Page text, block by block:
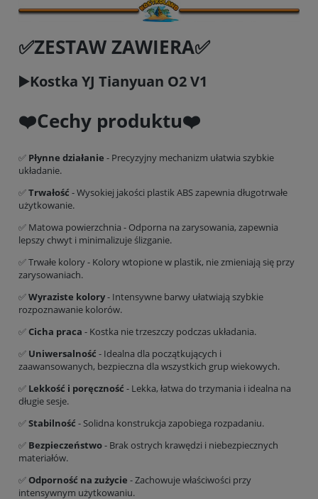
✅ZESTAW ZAWIERA✅
▶️Kostka YJ Tianyuan O2 V1
❤️Cechy produktu❤️
✅ Płynne działanie - Precyzyjny mechanizm ułatwia szybkie
układanie.
✅Trwałość - Wysokiej jakości plastik ABS zapewnia długotrwałe
użytkowanie.
✅ Matowa powierzchnia - Odporna na zarysowania, zapewnia
lepszy chwyt i minimalizuje ślizganie.
✅ Trwałe kolory - Kolory wtopione w plastik, nie zmieniają się przy
zarysowaniach.
✅Wyraziste kolory- Intensywne barwy ułatwiają szybkie
rozpoznawanie kolorów.
✅Cicha praca - Kostka nie trzeszczy podczas układania.
✅ Uniwersalność - Idealna dla początkujących i
zaawansowanych, bezpieczna dla wszystkich grup wiekowych.
✅ Lekkość i poręczność - Lekka, łatwa do trzymania i idealna na
długie sesje.
✅Stabilność - Solidna konstrukcja zapobiega rozpadaniu.
✅ Bezpieczeństwo- Brak ostrych krawędzi i niebezpiecznych
materiałów.
✅Odporność na zużycie - Zachowuje właściwości przy
intensywnym użytkowaniu.